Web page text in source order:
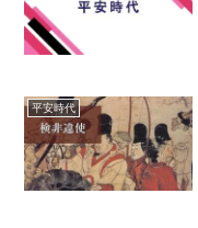
平安時代